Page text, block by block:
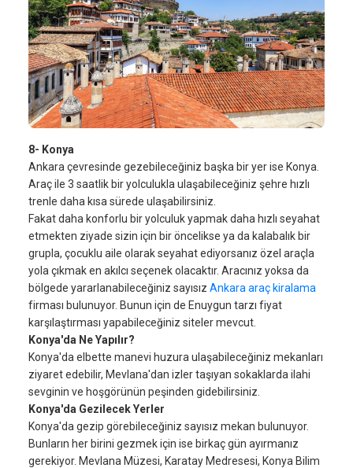
8- Konya
Ankara çevresinde gezebileceğiniz başka bir yer ise Konya.
Araç ile 3 saatlik bir yolculukla ulaşabileceğiniz şehre hızlı
trenle daha kısa sürede ulaşabilirsiniz.
Fakat daha konforlu bir yolculuk yapmak daha hızlı seyahat
etmekten ziyade sizin için bir öncelikse ya da kalabalık bir
grupla, çocuklu aile olarak seyahat ediyorsanız özel araçla
yola çıkmak en akılcı seçenek olacaktır. Aracınız yoksa da
bölgede yararlanabileceğiniz sayısız Ankara araç kiralama
firması bulunuyor. Bunun için de Enuygun tarzı fiyat
karşılaştırması yapabileceğiniz siteler mevcut.
Konya'da Ne Yapılır?
Konya'da elbette manevi huzura ulaşabileceğiniz mekanları
ziyaret edebilir, Mevlana'dan izler taşıyan sokaklarda ilahi
sevginin ve hoşgörünün peşinden gidebilirsiniz.
Konya'da Gezilecek Yerler
Konya'da gezip görebileceğiniz sayısız mekan bulunuyor.
Bunların her birini gezmek için ise birkaç gün ayırmanız
gerekiyor. Mevlana Müzesi, Karatay Medresesi, Konya Bilim